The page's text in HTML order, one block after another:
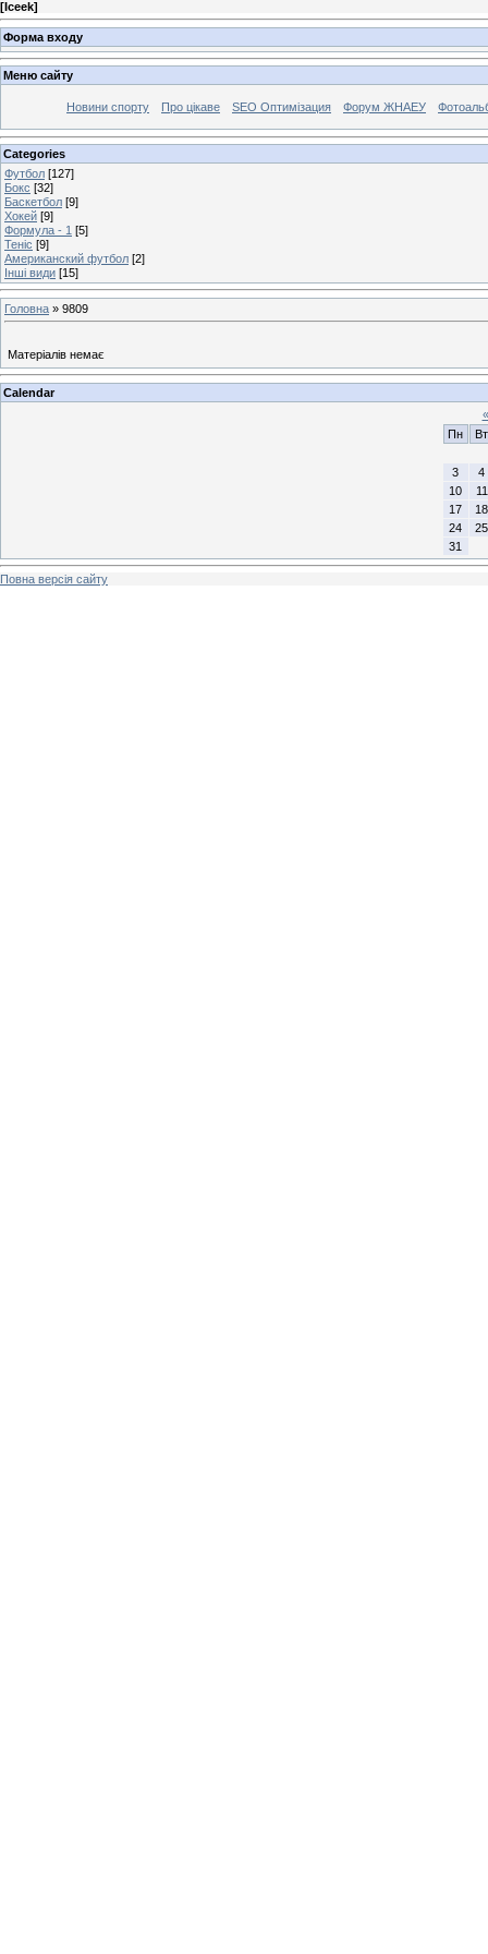
[Iceek]
Форма входу
Меню сайту
Новини спорту Про цікаве SEO Оптимізация Форум ЖНАЕУ
Categories
Футбол [127]
Бокс [32]
Баскетбол [9]
Хокей [9]
Формула - 1 [5]
Теніс [9]
Американский футбол [2]
Інші види [15]
Головна » 9809
Матеріалів немає
Calendar
«
Пн
Вт
3
4
10
11
17
18
24
25
31
Повна версія сайту